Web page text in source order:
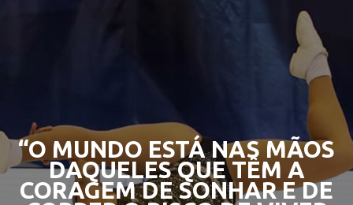
“O MUNDO ESTÁ NAS MÃOS
DAQUELES QUE TÊM A
CORAGEM DE SONHAR E DE